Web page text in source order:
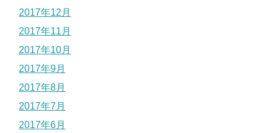
2017年12月
2017年11月
2017年10月
2017年9月
2017年8月
2017年7月
2017年6月